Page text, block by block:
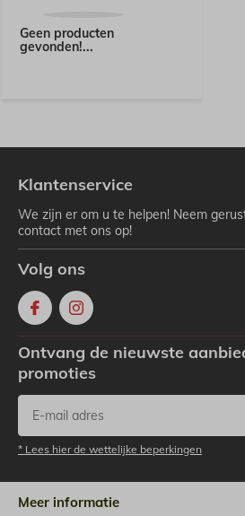
Geen producten
gevonden!...
Klantenservice
We zijn er om u te helpen! Neem
contact met ons op!
Volg ons
Ontvang de nieuwste
promoties
* Lees hier de wettelijke beperkingen
Meer informatie